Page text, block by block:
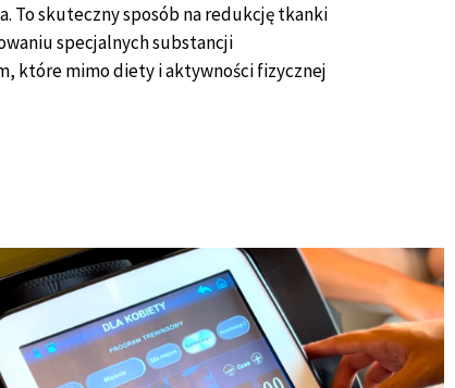
To skuteczny sposób na redukcję tkanki
specjalnych substancji
które mimo diety i aktywności fizycznej